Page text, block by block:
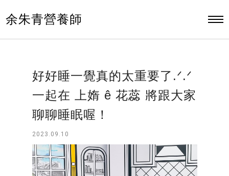
余朱青營養師
好好睡一覺真的太重要了.ᐟ.ᐟ
一起在 上媠 ê 花蕊 將跟大家
聊聊睡眠喔！
2023.09.10